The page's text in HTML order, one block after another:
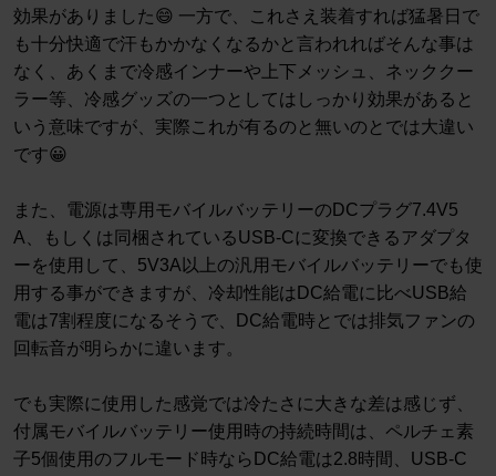
効果がありました😄 一方で、これさえ装着すれば猛暑日で
も十分快適で汗もかかなくなるかと言われればそんな事は
なく、あくまで冷感インナーや上下メッシュ、ネッククー
ラー等、冷感グッズの一つとしてはしっかり効果があると
いう意味ですが、実際これが有るのと無いのとでは大違い
です😀
また、電源は専用モバイルバッテリーのDCプラグ7.4V5
A、もしくは同梱されているUSB-Cに変換できるアダプタ
ーを使用して、5V3A以上の汎用モバイルバッテリーでも使
用する事ができますが、冷却性能はDC給電に比べUSB給
電は7割程度になるそうで、DC給電時とでは排気ファンの
回転音が明らかに違います。
でも実際に使用した感覚では冷たさに大きな差は感じず、
付属モバイルバッテリー使用時の持続時間は、ペルチェ素
子5個使用のフルモード時ならDC給電は2.8時間、USB-C